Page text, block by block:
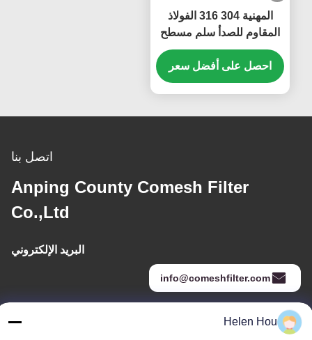
المهنية 304 316 الفولاذ
المقاوم للصدأ سلم مسطح
مرن سلك شبكة الحزام
الناقل للشوكولاته Enrober
احصل على أفضل سعر
اتصل بنا
Anping County Comesh Filter
Co.,Ltd
البريد الإلكتروني
info@comeshfilter.com
Helen Hou